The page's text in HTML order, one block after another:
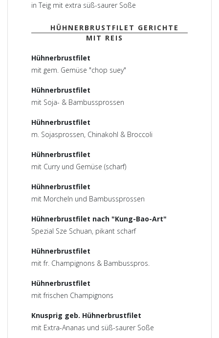
in Teig mit extra süß-saurer Soße
HÜHNERBRUSTFILET GERICHTE
MIT REIS
Hühnerbrustfilet
mit gem. Gemüse "chop suey"
Hühnerbrustfilet
mit Soja- & Bambussprossen
Hühnerbrustfilet
m. Sojasprossen, Chinakohl & Broccoli
Hühnerbrustfilet
mit Curry und Gemüse (scharf)
Hühnerbrustfilet
mit Morcheln und Bambussprossen
Hühnerbrustfilet nach "Kung-Bao-Art"
Spezial Sze Schuan, pikant scharf
Hühnerbrustfilet
mit fr. Champignons & Bambusspros.
Hühnerbrustfilet
mit frischen Champignons
Knusprig geb. Hühnerbrustfilet
mit Extra-Ananas und süß-saurer Soße